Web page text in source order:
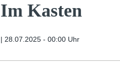
Im Kasten
| 28.07.2025 - 00:00 Uhr